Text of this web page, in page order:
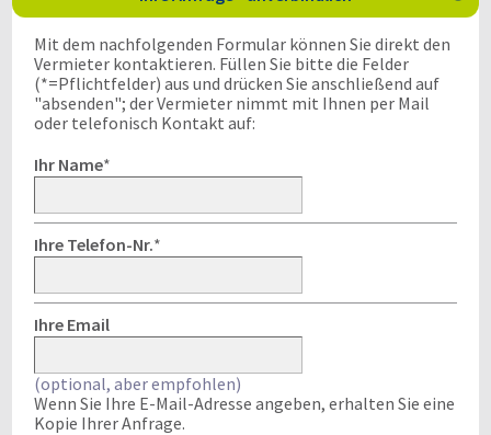
Mit dem nachfolgenden Formular können Sie direkt den
Vermieter kontaktieren. Füllen Sie bitte die Felder
(*=Pflichtfelder) aus und drücken Sie anschließend auf
"absenden"; der Vermieter nimmt mit Ihnen per Mail
oder telefonisch Kontakt auf:
Ihr Name*
Ihre Telefon-Nr.*
Ihre Email
(optional, aber empfohlen)
Wenn Sie Ihre E-Mail-Adresse angeben, erhalten Sie eine
Kopie Ihrer Anfrage.